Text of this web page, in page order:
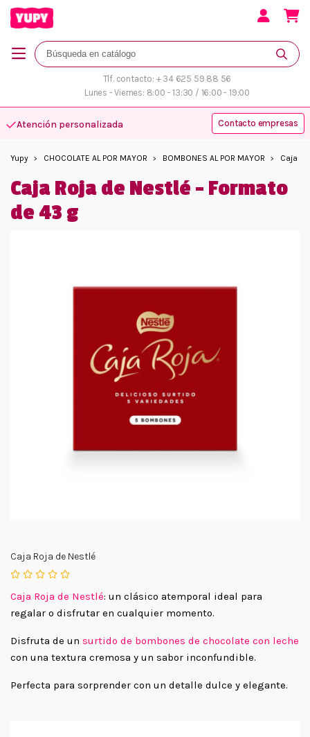
Tlf. contacto: + 34 625 59 88 56
Lunes - Viernes: 8:00 - 13:30 / 16:00 - 19:00
Atención personalizada Contacto empresas
Yupy CHOCOLATE AL POR MAYOR BOMBONES AL POR MAYOR Caja
Caja Roja de Nestlé - Formato
de 43 g
Caja Roja de Nestlé
Caja Roja de Nestlé: un clásico atemporal ideal para
regalar o disfrutar en cualquier momento.
Disfruta de un surtido de bombones de chocolate con leche
con una textura cremosa y un sabor inconfundible.
Perfecta para sorprender con un detalle dulce y elegante.